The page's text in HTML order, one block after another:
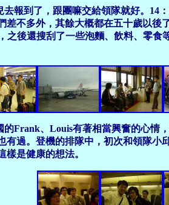
報到了，跟團嘛交給領隊就好。14
不多外，其餘大概都在五十歲以後
之後還搜刮了一些泡麵、飲料、零
Frank、Louis有著相當興奮的心情
過。登機的排隊中，初次和領隊小
是健康的想法。